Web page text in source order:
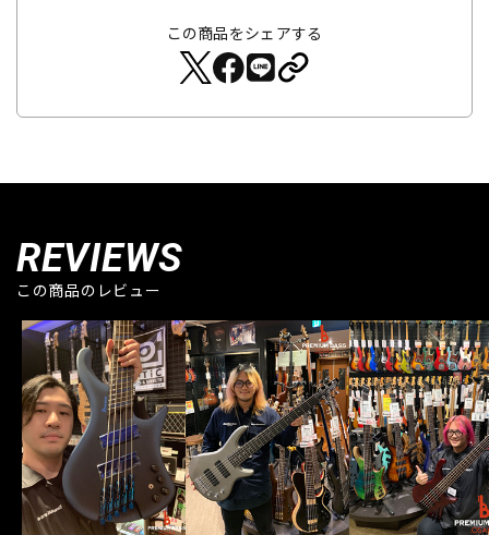
この商品をシェアする
REVIEWS
この商品のレビュー